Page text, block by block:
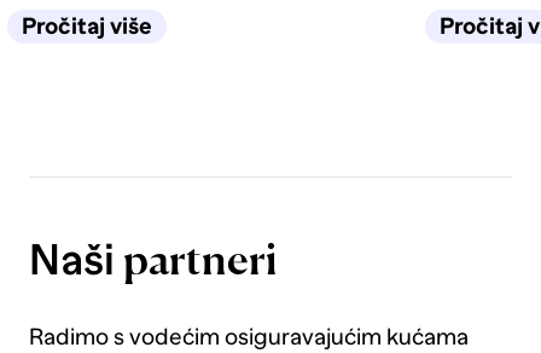
lampicu motora. Saznaj čemu služi,
Pročitaj više
pravila
Pročitaj
Naši partneri
Radimo s vodećim osiguravajućim kućama